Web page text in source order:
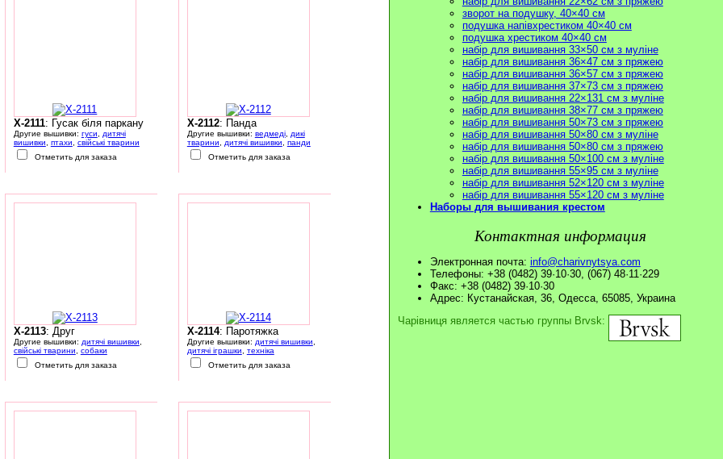
X-2111: Гусак біля паркану
Другие вышивки: гуси
дитячі
вишивки
птахи
свійські тварини
Отметить для заказа
X-2112: Панда
Другие вышивки: ведмеді,
дикі
тварини
дитячі вишивки
панди
Отметить для заказа
X-2113: Друг
Другие вышивки: дитячі вишивки
свійські тварини
собаки
Отметить для заказа
X-2114: Паротяжка
Другие вышивки: дитячі вишивки
дитячі іграшки
техніка
Отметить для заказа
зворот на подушку, 40×40 см
подушка напівхрестиком 40×40 см
подушка хрестиком 40×40 см
набір для вишивання 33×50 см з муліне
набір для вишивання 36×47 см з пряжею
набір для вишивання 36×57 см з пряжею
набір для вишивання 37×73 см з пряжею
набір для вишивання 22×131 см з муліне
набір для вишивання 38×77 см з пряжею
набір для вишивання 50×73 см з пряжею
набір для вишивання 50×80 см з муліне
набір для вишивання 50×80 см з пряжею
набір для вишивання 50×100 см з муліне
набір для вишивання 55×95 см з муліне
набір для вишивання 52×120 см з муліне
набір для вишивання 55×120 см з муліне
Наборы для вышивания крестом
Контактная информация
Электронная почта: info@charivnytsya.com
Телефоны: +38 (0482) 39·10·30, (067) 48·11·229
Факс: +38 (0482) 39·10·30
Адрес: Кустанайская, 36, Одесса, 65085, Украина
Чарівниця является частью группы Brvsk: